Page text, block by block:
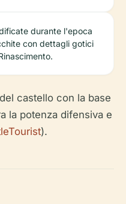
durante l'epoca
con dettagli gotici
castello con la base
la potenza difensiva e
).